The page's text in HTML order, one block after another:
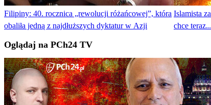
Filipiny: 40. rocznica „rewolucji różańcowej”, która
obaliła jedną z najdłuższych dyktatur w Azji
Islamista
chce
Oglądaj na PCh24 TV